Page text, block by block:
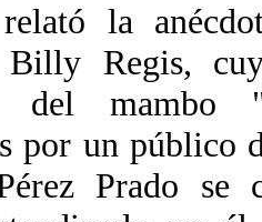
la
Billy Regis,
del mambo
por un público
Prado se